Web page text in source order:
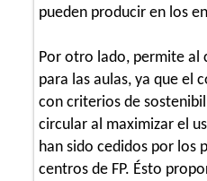
pueden producir en los
Por otro lado, permite
para las aulas, ya que el
con criterios de
circular al maximizar el
han sido cedidos por los
centros de FP. Ésto